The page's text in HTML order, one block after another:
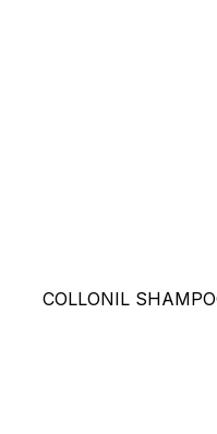
COLLONIL